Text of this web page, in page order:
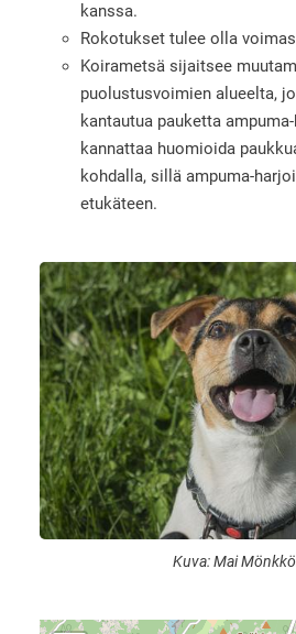
kanssa.
Rokotukset tulee olla
Koirametsä sijaitsee
puolustusvoimien alueelta,
kantautua pauketta
kannattaa huomioida
kohdalla, sillä ampuma-
etukäteen.
Kuva: Mai